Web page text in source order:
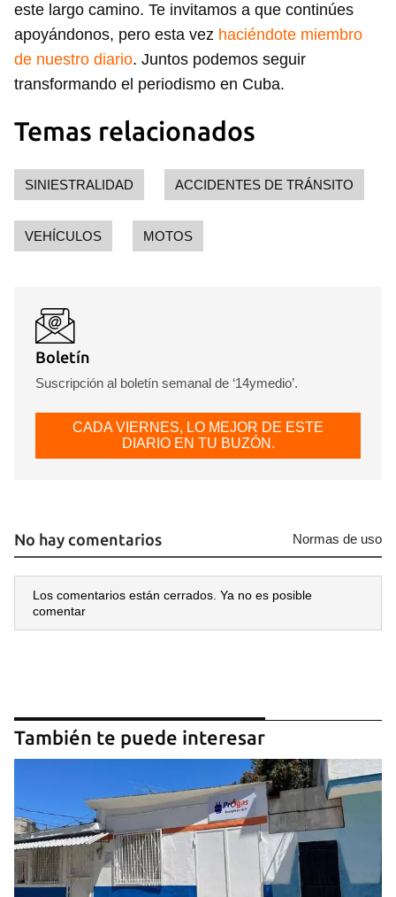
este largo camino. Te invitamos a que continúes
apoyándonos, pero esta vez haciéndote miembro
de nuestro diario. Juntos podemos seguir
transformando el periodismo en Cuba.
Temas relacionados
SINIESTRALIDAD ACCIDENTES DE TRÁNSITO
VEHÍCULOS MOTOS
Boletín
Suscripción al boletín semanal de ‘14ymedio’.
CADA VIERNES, LO MEJOR DE ESTE
DIARIO EN TU BUZÓN.
No hay comentarios Normas de uso
Los comentarios están cerrados. Ya no es posible
comentar
También te puede interesar